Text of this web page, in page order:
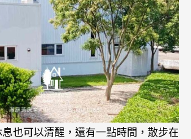
也可以清醒，還有一點時間，散步在